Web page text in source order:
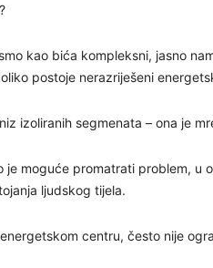
kao bića kompleksni, jasno
postoje nerazriješeni
izoliranih segmenata – ona je
je moguće promatrati problem, u
ljudskog tijela.
centru, često nije